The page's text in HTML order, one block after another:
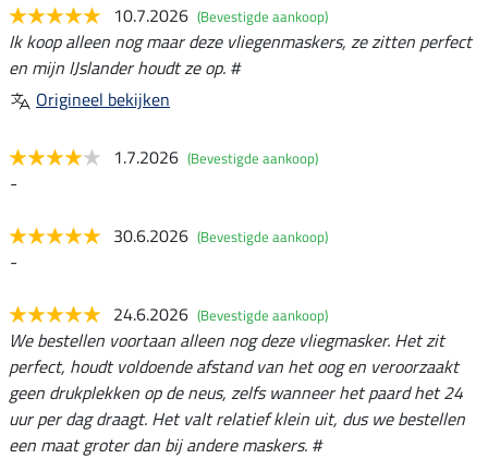
10.7.2026 (Bevestigde aankoop)
Ik koop alleen nog maar deze vliegenmaskers, ze zitten perfect
en mijn IJslander houdt ze op. #
Origineel bekijken
1.7.2026 (Bevestigde aankoop)
-
30.6.2026 (Bevestigde aankoop)
-
24.6.2026 (Bevestigde aankoop)
We bestellen voortaan alleen nog deze vliegmasker. Het zit
perfect, houdt voldoende afstand van het oog en veroorzaakt
geen drukplekken op de neus, zelfs wanneer het paard het 24
uur per dag draagt. Het valt relatief klein uit, dus we bestellen
een maat groter dan bij andere maskers. #